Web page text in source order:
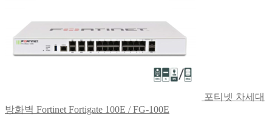
포티넷 차세대
방화벽 Fortinet Fortigate 100E / FG-100E